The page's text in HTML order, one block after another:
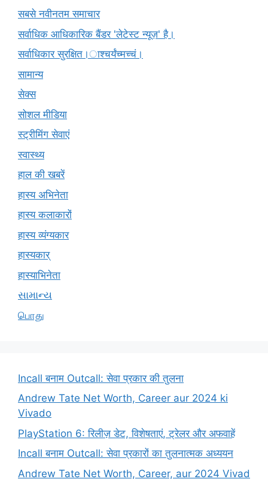
सबसे नवीनतम समाचार
सर्वाधिक आधिकारिक बैंडर 'लेटेस्ट न्यूज़' है।
सर्वाधिकार सुरक्षित।ाश्चर्यंच्मच्चं।
सामान्य
सेक्स
सोशल मीडिया
स्ट्रीमिंग सेवाएं
स्वास्थ्य
हाल की खबरें
हास्य अभिनेता
हास्य कलाकारों
हास्य व्यंग्यकार
हास्यकार्
हास्याभिनेता
સામાન્ય
பொது
Incall बनाम Outcall: सेवा प्रकार की तुलना
Andrew Tate Net Worth, Career aur 2024 ki
Vivado
PlayStation 6: रिलीज़ डेट, विशेषताएं, ट्रेलर और अफवाहें
Incall बनाम Outcall: सेवा प्रकारों का तुलनात्मक अध्ययन
Andrew Tate Net Worth, Career, aur 2024 Vivad